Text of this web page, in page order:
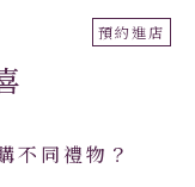
預約進店
不同禮物？